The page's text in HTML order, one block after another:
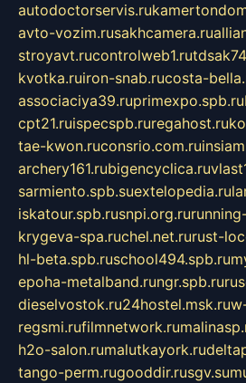
autodoctorservis.ru
avto-vozim.rusakhcamera.ru
stroyavt.rucontrolweb1.ru
kvotka.ruiron-snab.rucosta-
associaciya39.ruprimexpo.spb.ru
cpt21.ruispecspb.ruregahost.ru
tae-kwon.ruconsrio.com.ru
archery161.rubigencyclica.ru
sarmiento.spb.suextelopedia.ru
iskatour.spb.rusnpi.org.ru
krygeva-spa.ruchel.net.rurust-
hl-beta.spb.ruschool494.spb.ru
epoha-metalband.rungr.spb.ru
dieselvostok.ru24hostel.msk.ru
regsmi.rufilmnetwork.ru
h2o-salon.rumalutkayork.ru
tango-perm.rugooddir.rusgv.su